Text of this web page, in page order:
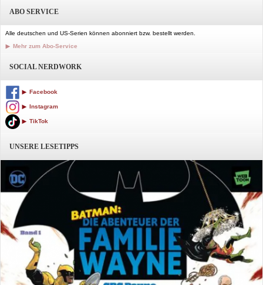
ABO SERVICE
Alle deutschen und US-Serien können abonniert bzw. bestellt werden.
Mehr zum Abo-Service
SOCIAL NERDWORK
Facebook
Instagram
TikTok
UNSERE LESETIPPS